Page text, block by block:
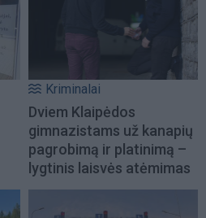
Kriminalai
Dviem Klaipėdos
gimnazistams už kanapių
pagrobimą ir platinimą –
lygtinis laisvės atėmimas